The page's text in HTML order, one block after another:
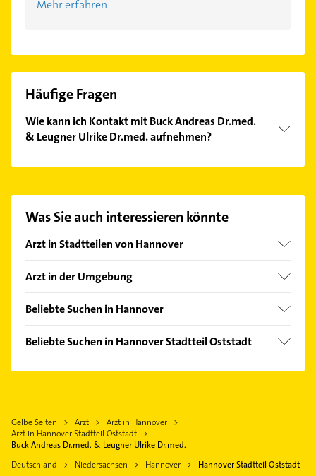
Mehr erfahren
Häufige Fragen
Wie kann ich Kontakt mit Buck Andreas Dr.med.
& Leugner Ulrike Dr.med. aufnehmen?
Einfach die passenden Kontaktmöglichkeiten wie
auswählen. Hier finden Sie alleKontaktdaten
Was Sie auch interessieren könnte
Arzt in Stadtteilen von Hannover
Ahlem
Badenstedt
Bothfeld
Calenberger Neustadt
Hainholz
Heideviertel
Herrenhausen
Arzt in der Umgebung
Langenhagen
Isernhagen
Gehrden Hannover
Burgwedel
Lehrte
Beliebte Suchen in Hannover
Ärztehaus
Allgemeinarzt
Sanitärinstallation
Beliebte Suchen in Hannover Stadtteil Oststadt
Gasinstallateur
Sanitärinstallation
Elektroinstallation
Gelbe Seiten Arzt
Arzt in Hannover
Arzt in Hannover Stadtteil Oststadt
Buck Andreas Dr.med. & Leugner Ulrike Dr.med.
Deutschland
Niedersachsen Hannover Hannover Stadtteil Oststadt